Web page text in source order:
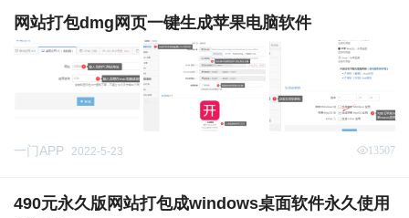
网站打包dmg网页一键生成苹果电脑软件
一门APP 2022-5-23 13507
490元永久版网站打包成windows桌面软件永久使用